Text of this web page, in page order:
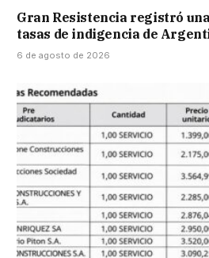
Gran Resistencia registró
tasas de indigencia de
6 de agosto de 2026